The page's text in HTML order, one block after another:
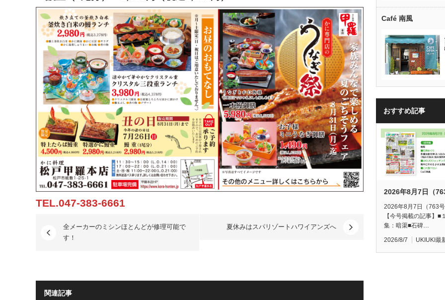
TEL.047-383-6661
全メーカーのミシンほとんどが修理可能で
す！
夏休みはスパリゾートハワイアンズへ
関連記事
Café 南風
おすすめ記事
2026年8月7日（
2026年8月7日（763号
【今号掲載の記事】■
集：暗渠■石碑…
2026/8/7 UKIUKI最